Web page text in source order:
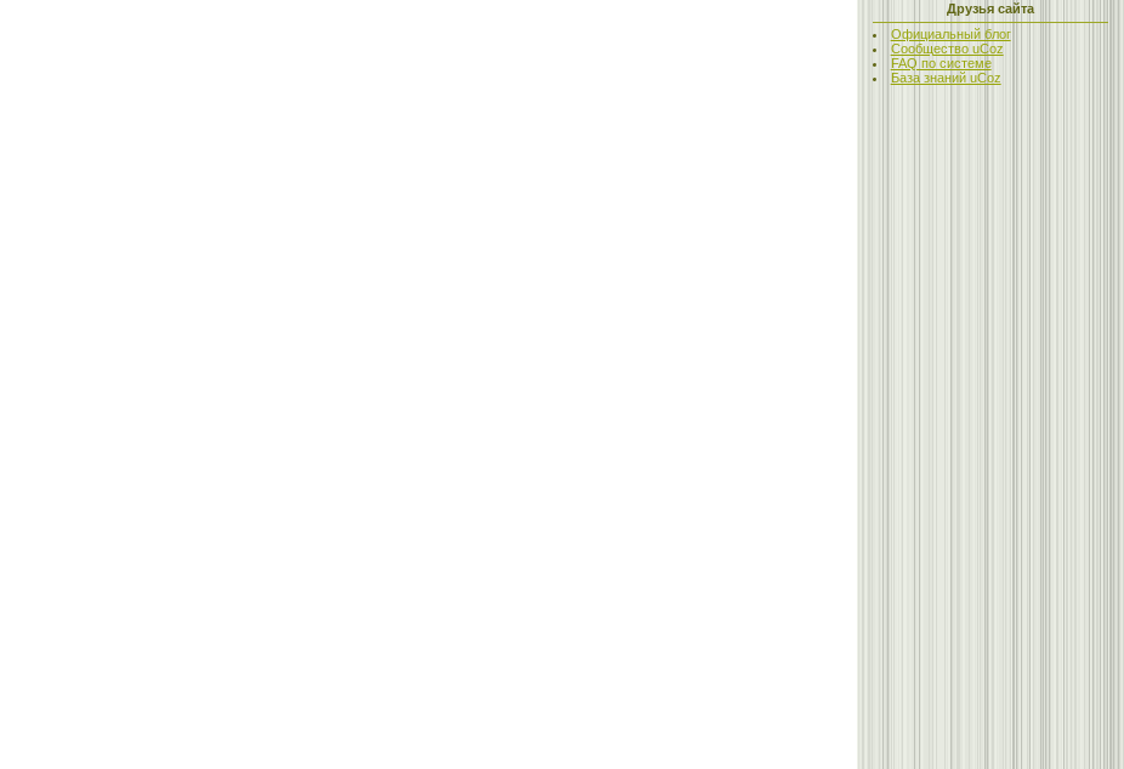
Друзья сайта
Официальный блог
Сообщество uCoz
FAQ по системе
База знаний uCoz